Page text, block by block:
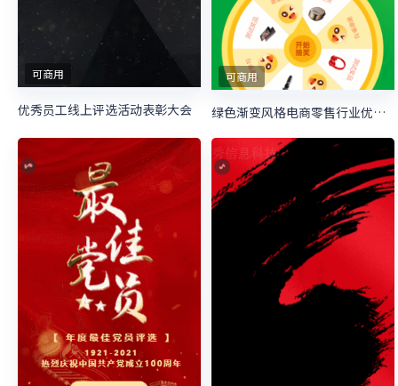
可商用
优秀员工线上评选活动表彰大会
可商用
绿色渐变风格电商零售行业优秀员工抽奖活动